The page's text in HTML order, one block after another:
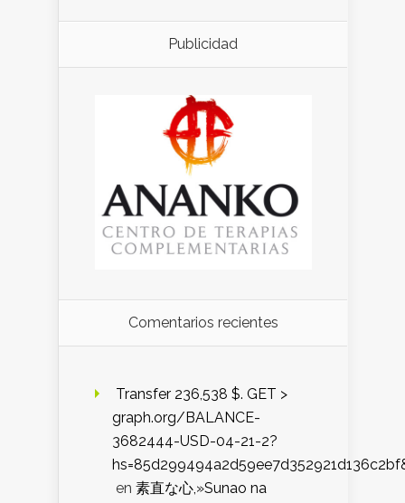
Publicidad
Comentarios recientes
️ Transfer 236,538 $. GET >
graph.org/BALANCE-
3682444-USD-04-21-2?
en 素直な心,»Sunao na